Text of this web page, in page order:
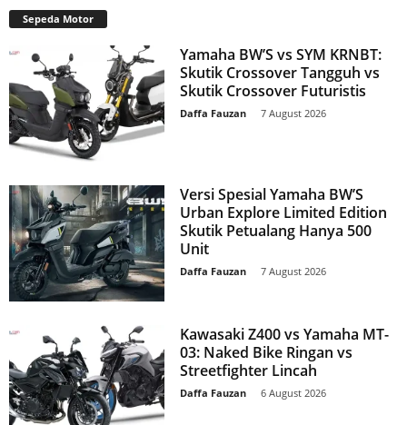
Sepeda Motor
Yamaha BW’S vs SYM KRNBT:
Skutik Crossover Tangguh vs
Skutik Crossover Futuristis
Daffa Fauzan 7 August 2026
Versi Spesial Yamaha BW’S
Urban Explore Limited Edition
Skutik Petualang Hanya 500
Unit
Daffa Fauzan 7 August 2026
Kawasaki Z400 vs Yamaha MT-
03: Naked Bike Ringan vs
Streetfighter Lincah
Daffa Fauzan 6 August 2026